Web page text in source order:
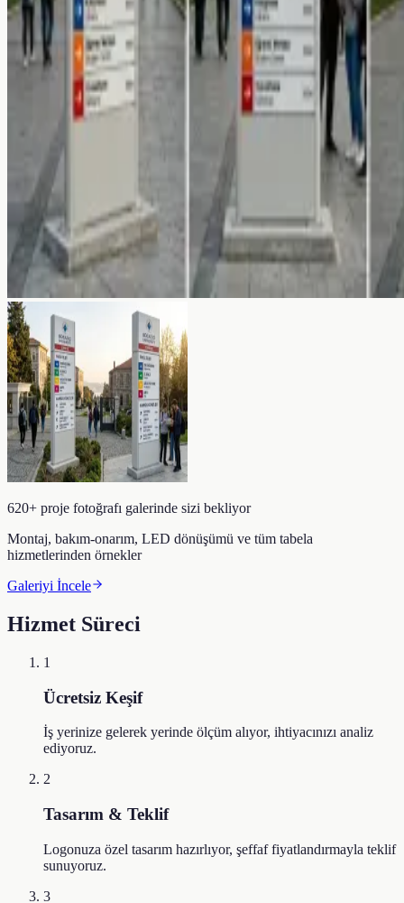
620+ proje fotoğrafı galerinde sizi bekliyor
Montaj, bakım-onarım, LED dönüşümü ve tüm tabela
hizmetlerinden örnekler
Galeriyi İncele
Hizmet Süreci
1
Ücretsiz Keşif
İş yerinize gelerek yerinde ölçüm alıyor, ihtiyacınızı analiz
ediyoruz.
2
Tasarım & Teklif
Logonuza özel tasarım hazırlıyor, şeffaf fiyatlandırmayla teklif
sunuyoruz.
3